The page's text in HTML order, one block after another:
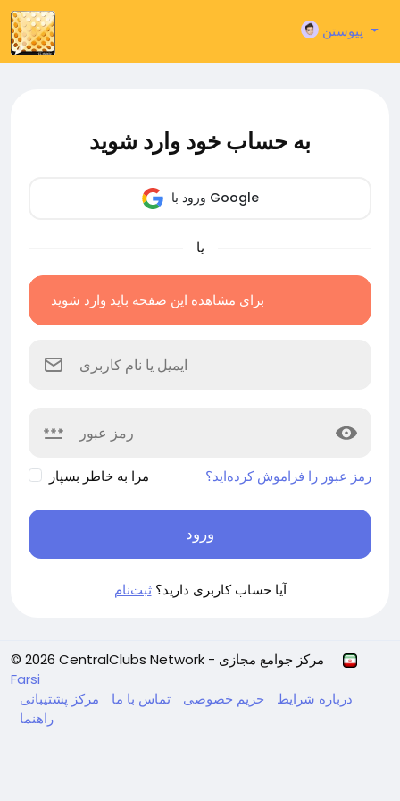
پیوستن
به حساب خود وارد شوید
ورود با Google
یا
برای مشاهده این صفحه باید وارد شوید
مرا به خاطر بسپار رمز عبور را فراموش کرده‌اید؟
ورود
آیا حساب کاربری دارید؟ثبت‌نام
© 2026 CentralClubs Network - مرکز جوامع مجازی
Farsi
درباره شرایط حریم خصوصی تماس با ما
مرکز پشتیبانی
راهنما